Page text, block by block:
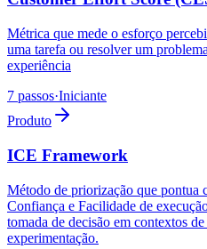
Métrica que mede o esforço
uma tarefa ou resolver um
experiência
7 passos·Iniciante
Produto
ICE Framework
Método de priorização que pontua
Confiança e Facilidade de
tomada de decisão em contextos
experimentação.